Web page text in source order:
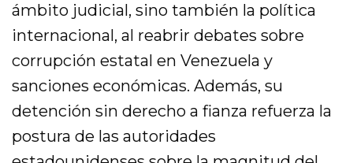
ámbito judicial, sino también la política
internacional, al reabrir debates sobre
corrupción estatal en Venezuela y
sanciones económicas. Además, su
detención sin derecho a fianza refuerza la
postura de las autoridades